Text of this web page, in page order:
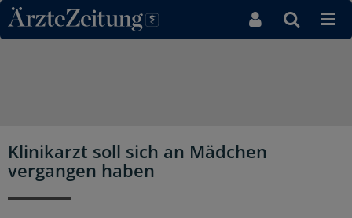
Direkt zum Inhaltsbereich
Klinikarzt soll sich an Mädchen
vergangen haben